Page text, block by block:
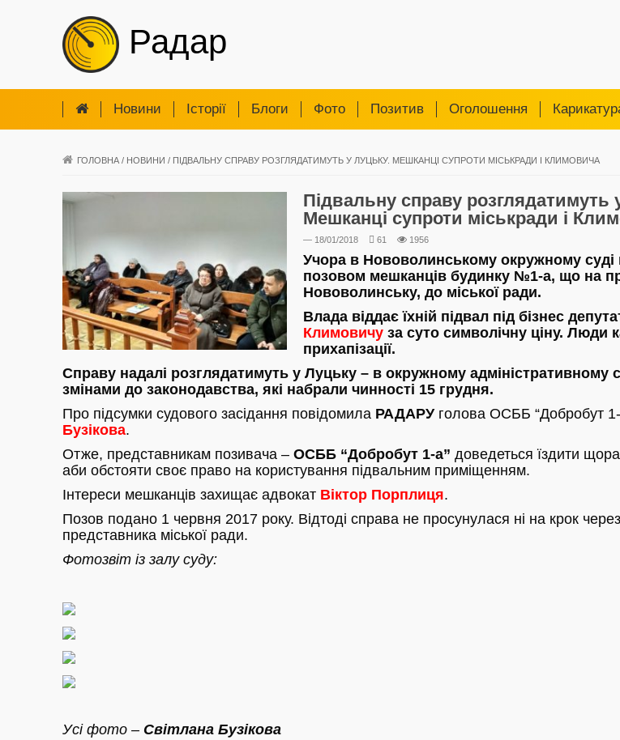
Радар
Новини Iсторії Блоги Фото Позитив Оголошення
ГОЛОВНА / НОВИНИ / ПІДВАЛЬНУ СПРАВУ РОЗГЛЯДАТИМУТЬ У ЛУЦЬКУ. МЕШКАНЦІ СУПРОТИ МІСЬКРАДИ І КЛИМОВИЧА
Підвальну справу розглядатимуть
Мешканці супроти міськради і
— 18/01/2018 61 1956
Учора в Нововолинському окружному суді
позовом мешканців будинку №1-а, що на
Нововолинську, до міської ради.
Влада віддає їхній підвал під бізнес
Климовичу за суто символічну ціну. Люди
прихапізації.
Справу надалі розглядатимуть у Луцьку – в окружному адміністративному
змінами до законодавства, які набрали чинності 15 грудня.
Про підсумки судового засідання повідомила РАДАРУголова ОСББ “Добробут
Бузікова.
Отже, представникам позивача – ОСББ “Добробут 1-а” доведеться їздити
аби обстояти своє право на користування підвальним приміщенням.
Інтереси мешканців захищає адвокат Віктор Порплиця.
Позов подано 1 червня 2017 року. Відтоді справа не просунулася ні на крок
представника міської ради.
Фотозвіт із залу суду:
Усі фото – Світлана Бузікова